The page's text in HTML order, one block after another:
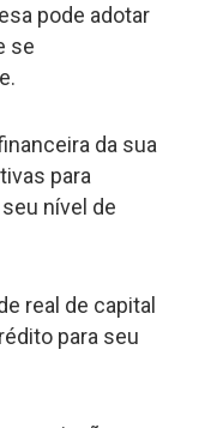
pode adotar
se
da sua
para
nível de
real de capital
para seu